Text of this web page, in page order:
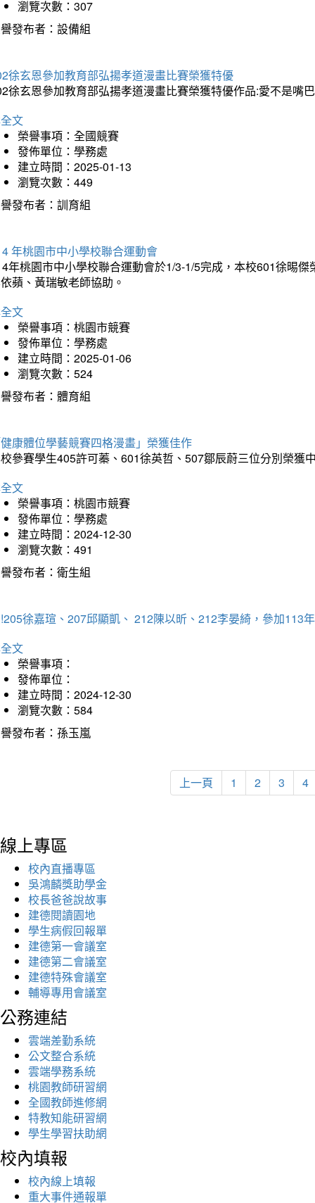
瀏覽次數：307
發布者：設備組
徐玄恩參加教育部弘揚孝道漫畫比賽榮獲特優
徐玄恩參加教育部弘揚孝道漫畫比賽榮獲特優作品:愛不是嘴
文
榮譽事項：全國競賽
發佈單位：學務處
建立時間：2025-01-13
瀏覽次數：449
發布者：訓育組
年桃園市中小學校聯合運動會
年桃園市中小學校聯合運動會於1/3-1/5完成，本校601徐晹
蘋、黃瑞敏老師協助。
文
榮譽事項：桃園市競賽
發佈單位：學務處
建立時間：2025-01-06
瀏覽次數：524
發布者：體育組
康體位學藝競賽四格漫畫」榮獲佳作
參賽學生405許可蓁、601徐英哲、507鄒辰蔚三位分別榮獲
文
榮譽事項：桃園市競賽
發佈單位：學務處
建立時間：2024-12-30
瀏覽次數：491
發布者：衛生組
徐嘉瑄、207邱顯凱、 212陳以昕、212李晏綺，參加113
文
榮譽事項：
發佈單位：
建立時間：2024-12-30
瀏覽次數：584
發布者：孫玉嵐
上一頁 1 2 3 4
線上專區
校內直播專區
吳鴻麟獎助學金
校長爸爸說故事
建德閱讀園地
學生病假回報單
建德第一會議室
建德第二會議室
建德特殊會議室
輔導專用會議室
公務連結
雲端差勤系統
公文整合系統
雲端學務系統
桃園教師研習網
全國教師進修網
特教知能研習網
學生學習扶助網
校內填報
校內線上填報
重大事件通報單